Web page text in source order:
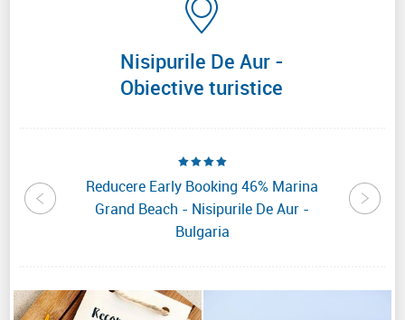
Nisipurile De Aur -
Obiective turistice
Hotel
Reducere Early Booking 46% Marina
Grand Beach - Nisipurile De Aur -
Bulgaria